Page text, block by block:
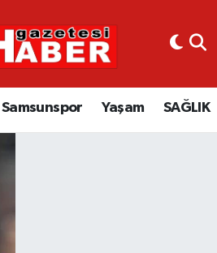
Samsunspor Yaşam SAĞLIK